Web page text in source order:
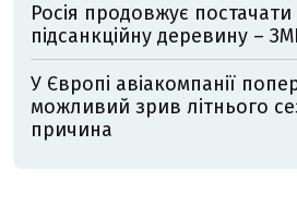
Росія продовжує
підсанкційну деревину – ЗМІ
У Європі авіакомпанії
можливий зрив літнього
причина